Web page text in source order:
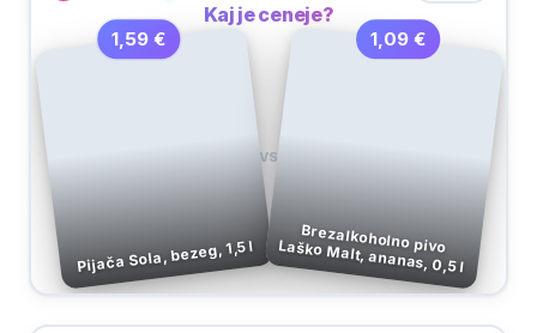
Kaj je ceneje?
1,59 €
Pijača Sola, bezeg, 1,5 l
VS
1,09 €
Brezalkoholno pivo Laško Malt, ananas, 0,5 l